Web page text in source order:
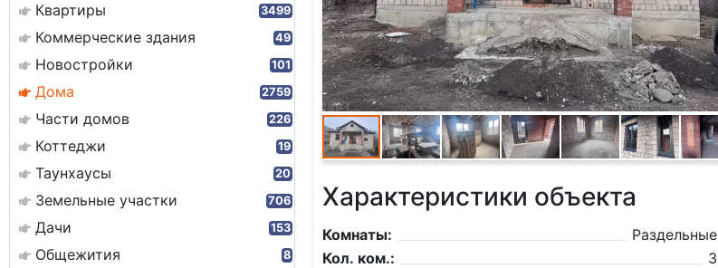
Квартиры 3499
Коммерческие здания 49
Новостройки 101
Дома 2759
Части домов 226
Коттеджи 19
Таунхаусы 20
Земельные участки 706
Дачи 153
Общежития 8
Характеристики объекта
Комнаты:
Раздельные
Кол. ком.:
3